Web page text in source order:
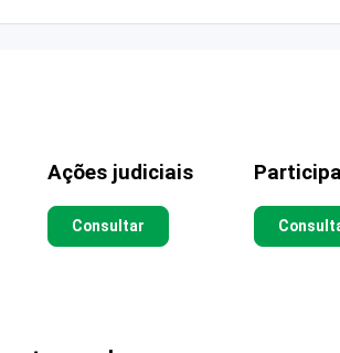
Ações judiciais
Consultar